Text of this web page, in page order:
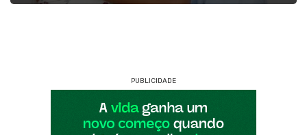
PUBLICIDADE